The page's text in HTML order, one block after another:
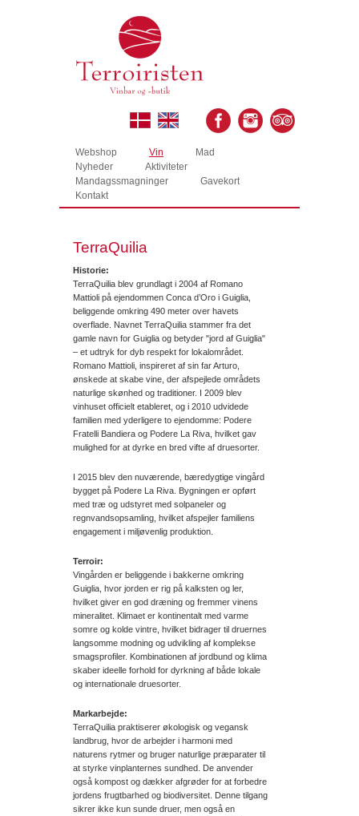
Webshop Vin
Mad
Nyheder
Aktiviteter
Mandagssmagninger
Gavekort
Kontakt
TerraQuilia
Historie:
TerraQuilia blev grundlagt i 2004 af Romano
Mattioli på ejendommen Conca d’Oro i Guiglia,
beliggende omkring 490 meter over havets
overflade. Navnet TerraQuilia stammer fra det
gamle navn for Guiglia og betyder "jord af Guiglia"
– et udtryk for dyb respekt for lokalområdet.
Romano Mattioli, inspireret af sin far Arturo,
ønskede at skabe vine, der afspejlede områdets
naturlige skønhed og traditioner. I 2009 blev
vinhuset officielt etableret, og i 2010 udvidede
familien med yderligere to ejendomme: Podere
Fratelli Bandiera og Podere La Riva, hvilket gav
mulighed for at dyrke en bred vifte af druesorter.
I 2015 blev den nuværende, bæredygtige vingård
bygget på Podere La Riva. Bygningen er opført
med træ og udstyret med solpaneler og
regnvandsopsamling, hvilket afspejler familiens
engagement i miljøvenlig produktion.
Terroir:
Vingården er beliggende i bakkerne omkring
Guiglia, hvor jorden er rig på kalksten og ler,
hvilket giver en god dræning og fremmer vinens
mineralitet. Klimaet er kontinentalt med varme
somre og kolde vintre, hvilket bidrager til druernes
langsomme modning og udvikling af komplekse
smagsprofiler. Kombinationen af jordbund og klima
skaber ideelle forhold for dyrkning af både lokale
og internationale druesorter.
Markarbejde:
TerraQuilia praktiserer økologisk og vegansk
landbrug, hvor de arbejder i harmoni med
naturens rytmer og bruger naturlige præparater til
at styrke vinplanternes sundhed. De anvender
også kompost og dækker afgrøder for at forbedre
jordens frugtbarhed og biodiversitet. Denne tilgang
sikrer ikke kun sunde druer, men også en